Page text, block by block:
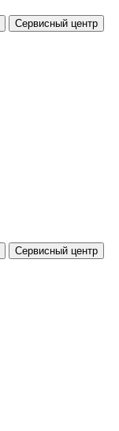
Сервисный центр
Сервисный центр